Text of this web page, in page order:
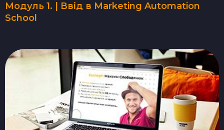
Модуль 1. | Ввід в Marketing Automation
School